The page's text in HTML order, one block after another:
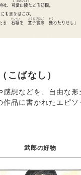
こばなし）
想などを、自由な形
品に書かれたエピソ
武郎の好物